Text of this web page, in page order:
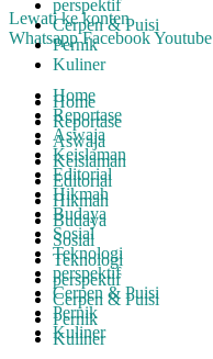
Lewati ke konten
Whatsapp FacebookYoutube
Home
Reportase
Aswaja
Keislaman
Editorial
Hikmah
Budaya
Sosial
Teknologi
perspektif
Cerpen & Puisi
Pernik
Kuliner
perspektif
Cerpen & Puisi
Pernik
Kuliner
Home
Reportase
Aswaja
Keislaman
Editorial
Hikmah
Budaya
Sosial
Teknologi
perspektif
Cerpen & Puisi
Pernik
Kuliner